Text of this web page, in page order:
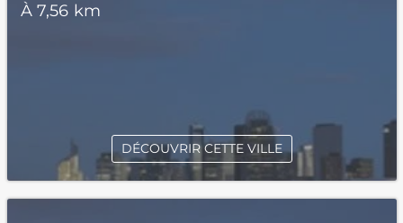
À 7,56 km
DÉCOUVRIR CETTE VILLE